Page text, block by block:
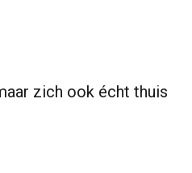
zich ook écht thuis